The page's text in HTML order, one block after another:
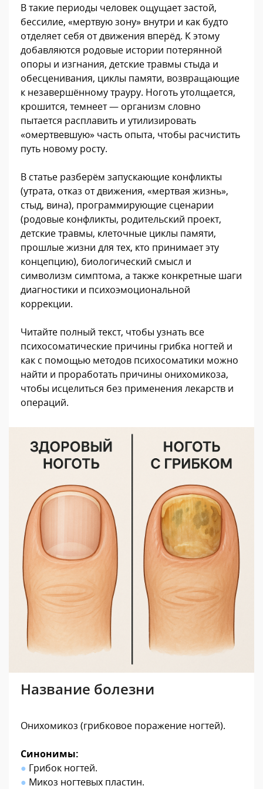
В такие периоды человек ощущает застой,
бессилие, «мертвую зону» внутри и как будто
отделяет себя от движения вперёд. К этому
добавляются родовые истории потерянной
опоры и изгнания, детские травмы стыда и
обесценивания, циклы памяти, возвращающие
к незавершённому трауру. Ноготь утолщается,
крошится, темнеет — организм словно
пытается расплавить и утилизировать
«омертвевшую» часть опыта, чтобы расчистить
путь новому росту.
В статье разберём запускающие конфликты
(утрата, отказ от движения, «мертвая жизнь»,
стыд, вина), программирующие сценарии
(родовые конфликты, родительский проект,
детские травмы, клеточные циклы памяти,
прошлые жизни для тех, кто принимает эту
концепцию), биологический смысл и
символизм симптома, а также конкретные шаги
диагностики и психоэмоциональной
коррекции.
Читайте полный текст, чтобы узнать все
психосоматические причины грибка ногтей и
как с помощью методов психосоматики можно
найти и проработать причины онихомикоза,
чтобы исцелиться без применения лекарств и
операций.
Название болезни
Онихомикоз (грибковое поражение ногтей).
Синонимы:
● Грибок ногтей.
● Микоз ногтевых пластин.